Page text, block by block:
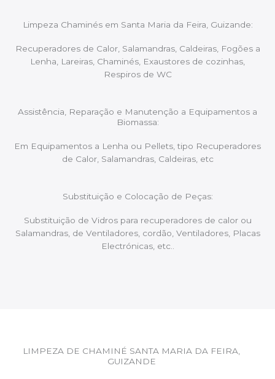
Limpeza Chaminés em Santa Maria da Feira, Guizande:
Recuperadores de Calor, Salamandras, Caldeiras, Fogões a
Lenha, Lareiras, Chaminés, Exaustores de cozinhas,
Respiros de WC
Assistência, Reparação e Manutenção a Equipamentos a
Biomassa:
Em Equipamentos a Lenha ou Pellets, tipo Recuperadores
de Calor, Salamandras, Caldeiras, etc
Substituição e Colocação de Peças:
Substituição de Vidros para recuperadores de calor ou
Salamandras, de Ventiladores, cordão, Ventiladores, Placas
Electrónicas, etc..
LIMPEZA DE CHAMINÉ SANTA MARIA DA FEIRA,
GUIZANDE